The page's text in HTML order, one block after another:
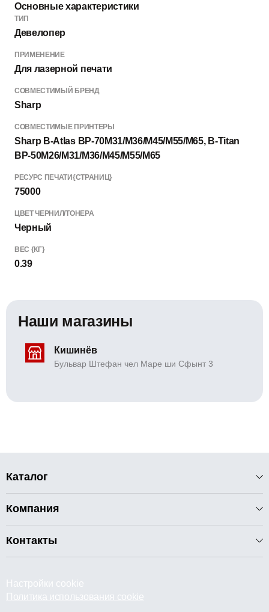
Основные характеристики
ТИП
Девелопер
ПРИМЕНЕНИЕ
Для лазерной печати
СОВМЕСТИМЫЙ БРЕНД
Sharp
СОВМЕСТИМЫЕ ПРИНТЕРЫ
Sharp B-Atlas BP-70M31/M36/M45/M55/M65, B-Titan
BP-50M26/M31/M36/M45/M55/M65
РЕСУРС ПЕЧАТИ{СТРАНИЦ}
75000
ЦВЕТ ЧЕРНИЛ/ТОНЕРА
Черный
ВЕС {КГ}
0.39
Наши магазины
Кишинёв
Бульвар Штефан чел Маре ши Сфынт 3
Каталог
Компания
Контакты
Настройки cookie
Политика использования cookie